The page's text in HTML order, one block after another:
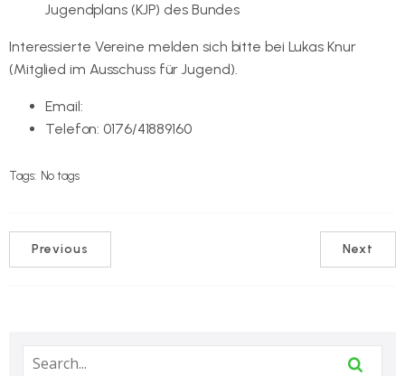
Jugendplans (KJP) des Bundes
Interessierte Vereine melden sich bitte bei Lukas Knur
(Mitglied im Ausschuss für Jugend).
Email:
Telefon: 0176/41889160
Tags: No tags
Previous Next